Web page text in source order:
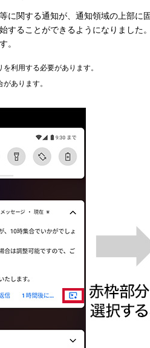
に関する通知が、通知領域の上部に
することができるようになりました
。
利用する必要があります。
あります。